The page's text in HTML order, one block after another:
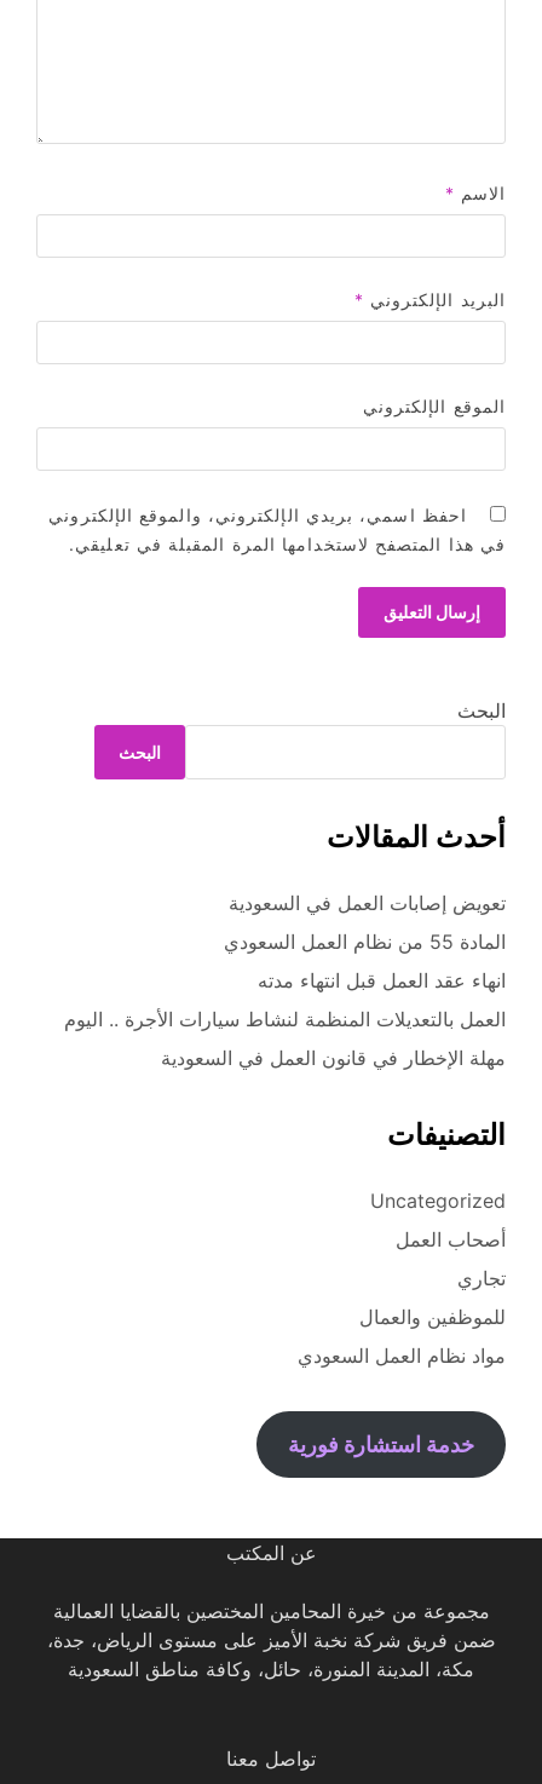
الاسم *
البريد الإلكتروني *
الموقع الإلكتروني
احفظ اسمي، بريدي الإلكتروني، والموقع الإلكتروني
في هذا المتصفح لاستخدامها المرة المقبلة في تعليقي.
البحث
البحث
أحدث المقالات
تعويض إصابات العمل في السعودية
المادة 55 من نظام العمل السعودي
انهاء عقد العمل قبل انتهاء مدته
العمل بالتعديلات المنظمة لنشاط سيارات الأجرة .. اليوم
مهلة الإخطار في قانون العمل في السعودية
التصنيفات
Uncategorized
أصحاب العمل
تجاري
للموظفين والعمال
مواد نظام العمل السعودي
خدمة استشارة فورية
عن المكتب
مجموعة من خيرة المحامين المختصين بالقضايا العمالية
ضمن فريق شركة نخبة الأميز على مستوى الرياض، جدة،
مكة، المدينة المنورة، حائل، وكافة مناطق السعودية
تواصل معنا